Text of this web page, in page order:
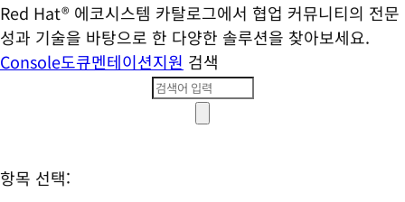
Red Hat® 에코시스템 카탈로그에서 협업 커뮤니티의 전문
성과 기술을 바탕으로 한 다양한 솔루션을 찾아보세요.
Console도큐멘테이션지원 검색
항목 선택: